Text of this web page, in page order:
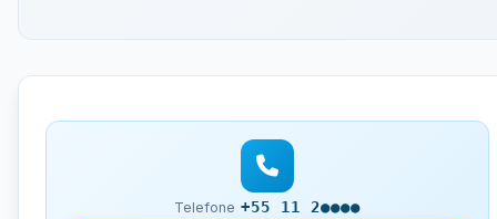
Telefone +55 11 2●●●●